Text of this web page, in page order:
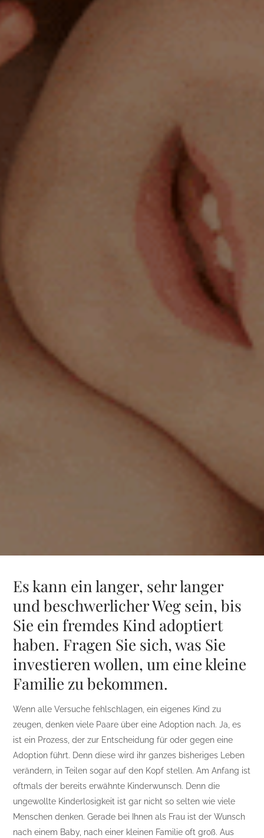
Es kann ein langer, sehr langer
und beschwerlicher Weg sein, bis
Sie ein fremdes Kind adoptiert
haben. Fragen Sie sich, was Sie
investieren wollen, um eine kleine
Familie zu bekommen.
Wenn alle Versuche fehlschlagen, ein eigenes Kind zu
zeugen, denken viele Paare über eine Adoption nach. Ja, es
ist ein Prozess, der zur Entscheidung für oder gegen eine
Adoption führt. Denn diese wird ihr ganzes bisheriges Leben
verändern, in Teilen sogar auf den Kopf stellen. Am Anfang ist
oftmals der bereits erwähnte Kinderwunsch. Denn die
ungewollte Kinderlosigkeit ist gar nicht so selten wie viele
Menschen denken. Gerade bei Ihnen als Frau ist der Wunsch
nach einem Baby, nach einer kleinen Familie oft groß. Aus